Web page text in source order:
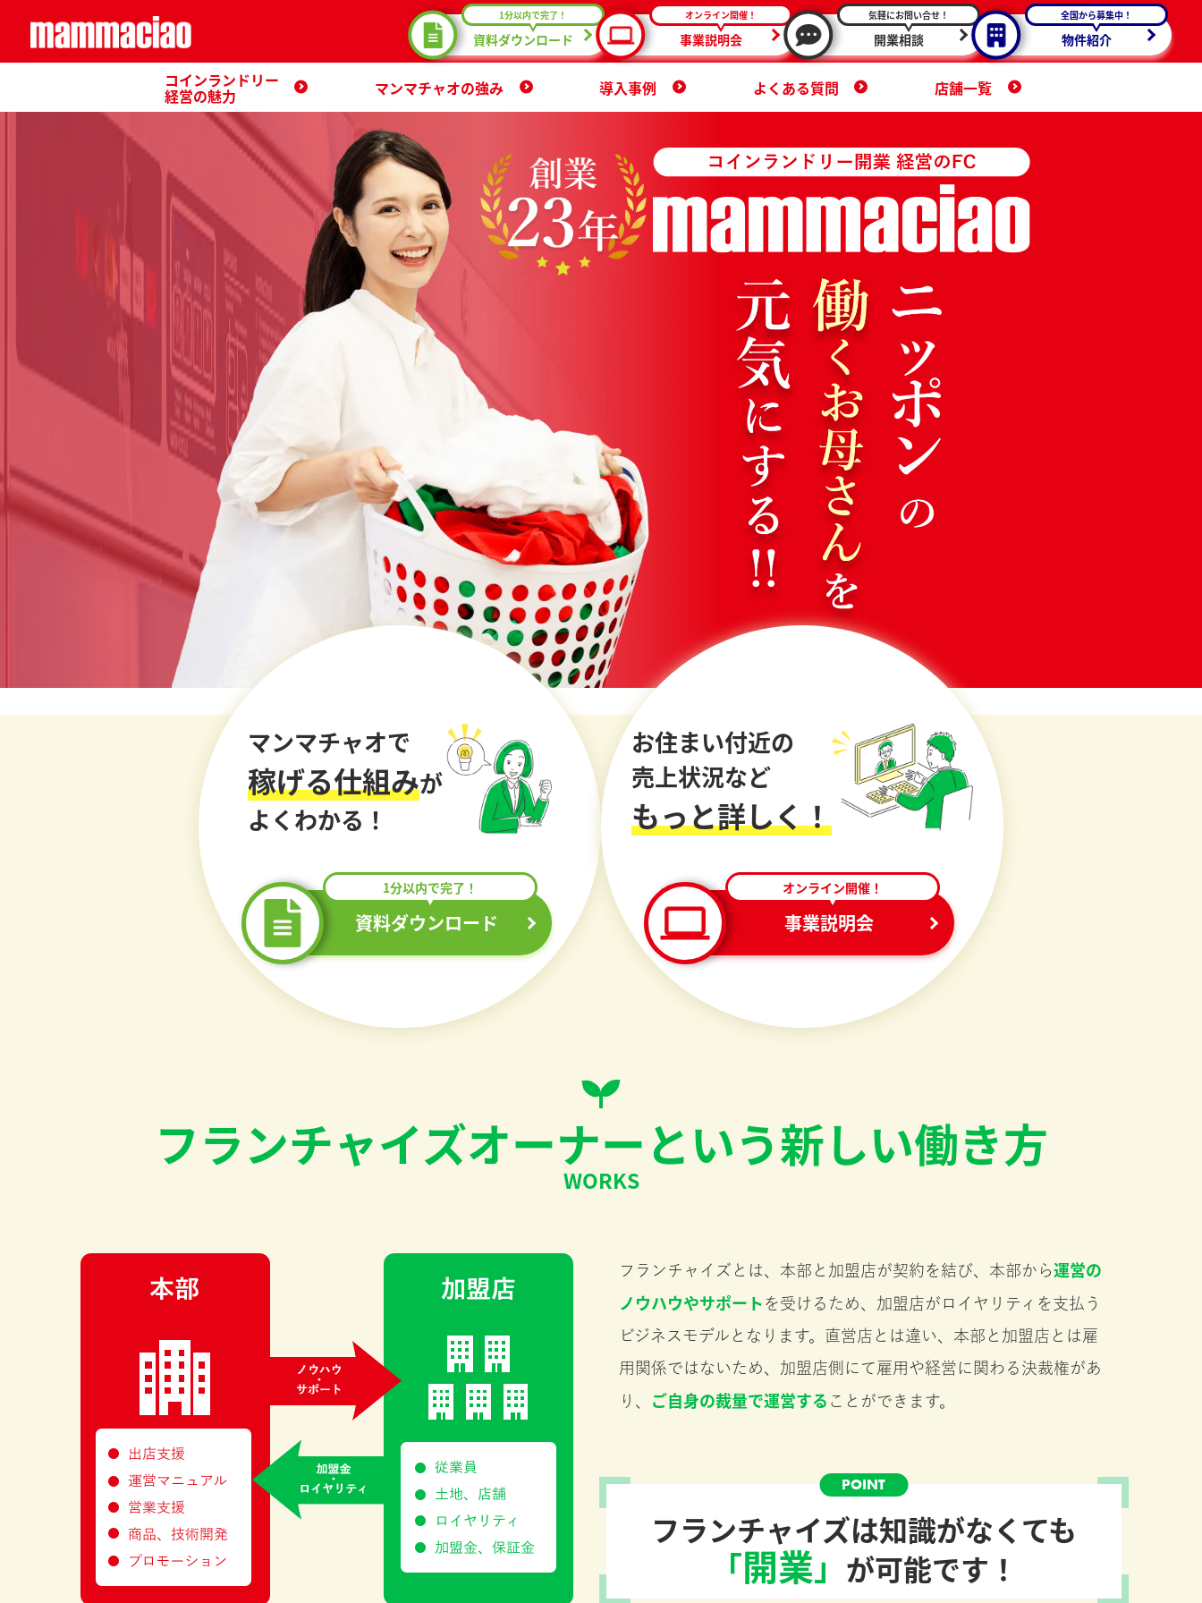
資料ダウンロード
1分以内で完了！
事業説明会
オンライン開催！
開業相談
気軽にお問い合せ！
物件紹介
全国から募集中！
コインランドリー
経営の魅力 マンマチャオの強み 導入事例 よくある質問 店舗一覧
マンマチャオで
稼げる仕組みが
よくわかる！
資料ダウンロード
1分以内で完了！
お住まい付近の
売上状況など
もっと詳しく！
事業説明会
オンライン開催！
フランチャイズオーナーという新しい働き方
フランチャイズとは、本部と加盟店が契約を結び、本部から運営の
ノウハウやサポート を受けるため、加盟店がロイヤリティを支払う
ビジネスモデルとなります。直営店とは違い、本部と加盟店とは雇
用関係ではないため、加盟店側にて雇用や経営に関わる決裁権があ
り、 ご自身の裁量で運営する ことができます。
フランチャイズは知識がなくても
開業 が可能です！